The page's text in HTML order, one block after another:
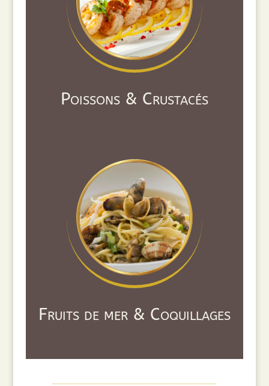
Poissons & Crustacés
Fruits de mer & Coquillages